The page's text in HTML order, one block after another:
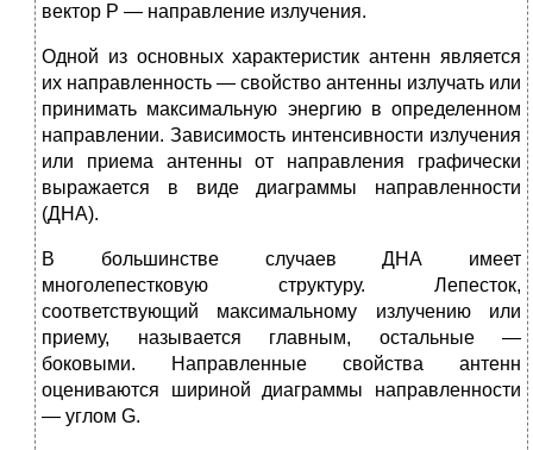
вектор Р — направление излу­чения.
Одной из основных характеристик антенн является
их направ­ленность — свойство антенны излучать или
принимать макси­мальную энергию в определенном
направлении. Зависимость ин­тенсивности излучения
или приема антенны от направления гра­фически
выражается в виде диаграммы направленности
(ДНА).
В большинстве случаев ДНА имеет
многолепестковую струк­туру. Лепесток,
соответствующий максимальному излучению или
приему, называется главным, остальные —
боковыми. Направлен­ные свойства антенн
оцениваются шириной диаграммы направлен­ности
— углом G.